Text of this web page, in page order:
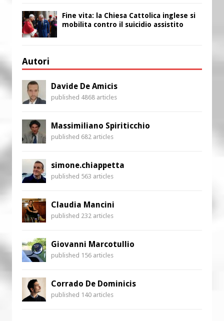
Fine vita: la Chiesa Cattolica inglese si
mobilita contro il suicidio assistito
Autori
Davide De Amicis
published 4868 articles
Massimiliano Spiriticchio
published 682 articles
simone.chiappetta
published 563 articles
Claudia Mancini
published 232 articles
Giovanni Marcotullio
published 156 articles
Corrado De Dominicis
published 140 articles